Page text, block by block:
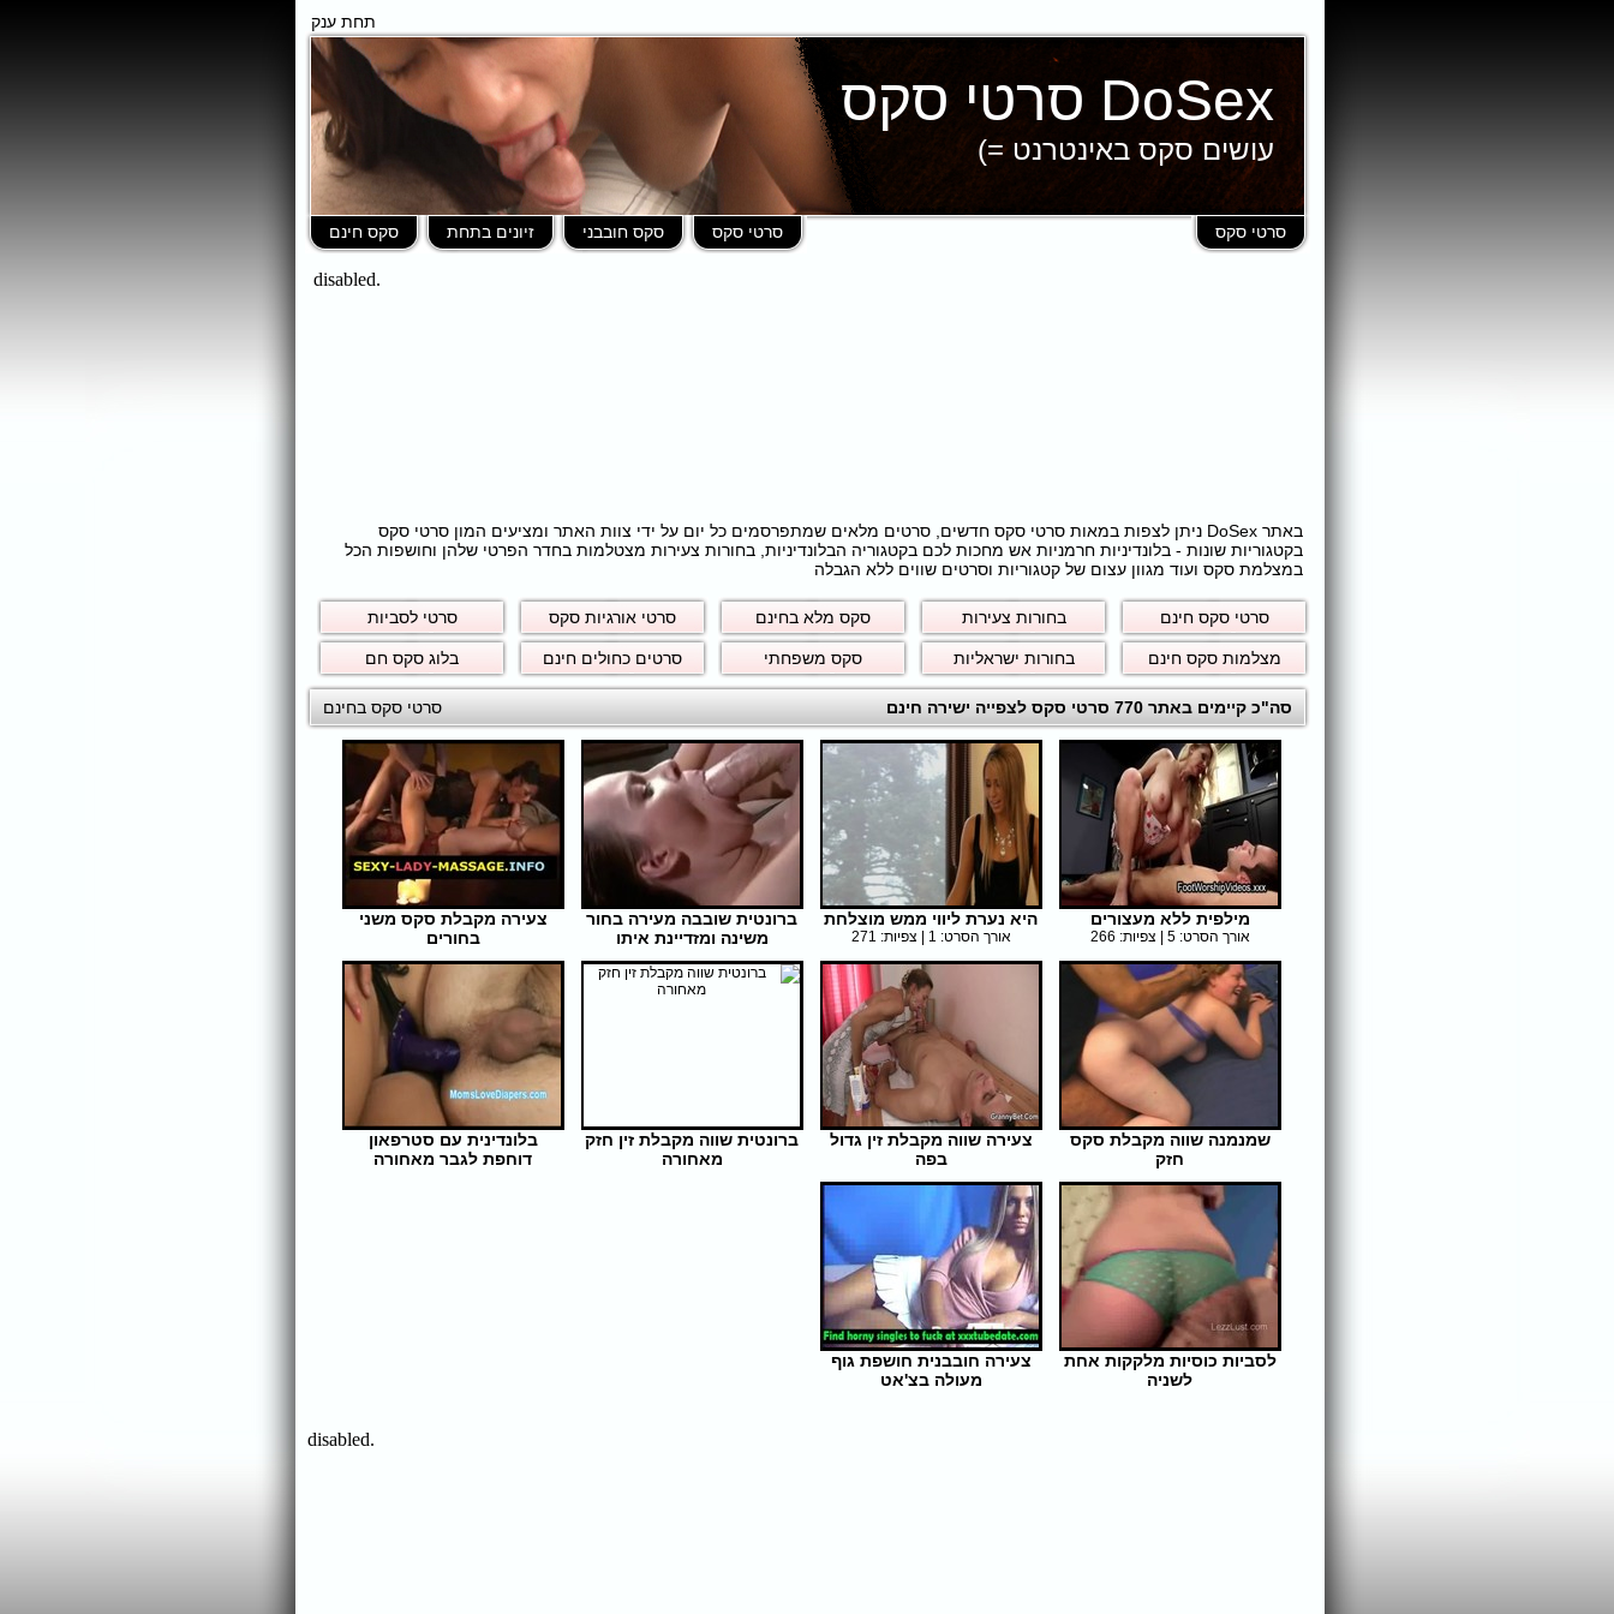
תחת ענק
DoSex סרטי סקס
עושים סקס באינטרנט =)
סרטי סקס סקס חינם זיונים בתחת סקס חובבני סרטי סקס
באתר DoSex ניתן לצפות במאות סרטי סקס חדשים, סרטים מלאים שמתפרסמים כל יום על ידי צוות האתר ומציעים המון סרטי סקס
בקטגוריות שונות - בלונדיניות חרמניות אש מחכות לכם בקטגוריה הבלונדיניות, בחורות צעירות מצטלמות בחדר הפרטי שלהן וחושפות הכל
במצלמת סקס ועוד מגוון עצום של קטגוריות וסרטים שווים ללא הגבלה
סרטי סקס חינם בחורות צעירות סקס מלא בחינם סרטי אורגיות סקס סרטי לסביות
מצלמות סקס חינם בחורות ישראליות סקס משפחתי סרטים כחולים חינם בלוג סקס חם
סרטי סקס בחינם סה"כ קיימים באתר 770 סרטי סקס לצפייה ישירה חינם
מילפית ללא מעצורים
אורך הסרט: 5 | צפיות: 266
היא נערת ליווי ממש מוצלחת
אורך הסרט: 1 | צפיות: 271
ברונטית שובבה מעירה בחור
משינה ומזדיינת איתו
צעירה מקבלת סקס משני
בחורים
שמנמנה שווה מקבלת סקס
חזק
צעירה שווה מקבלת זין גדול
בפה
ברונטית שווה מקבלת זין חזק
מאחורה
בלונדינית עם סטרפאון
דוחפת לגבר מאחורה
לסביות כוסיות מלקקות אחת
לשניה
צעירה חובבנית חושפת גוף
מעולה בצ'אט